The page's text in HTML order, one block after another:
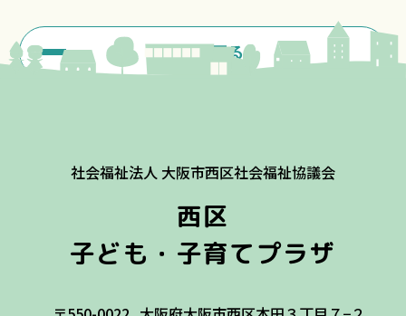
一覧に戻る
社会福祉法人 大阪市西区社会福祉協議会
西区
子ども・子育てプラザ